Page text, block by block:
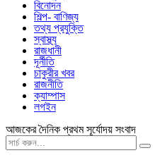
বিনোদন
শিল্প- বাণিজ্য
তথ্য প্রযুক্তি
স্বাস্থ্য
রাজধানী
দূর্নীতি
চাকুরীর খবর
রাজনীতি
ক্যাম্পাস
লগইন
আজকের দৈনিক প্রথম সূর্যোদয় সংবাদ